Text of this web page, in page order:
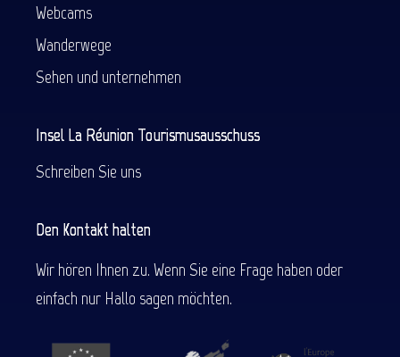
Webcams
Wanderwege
Sehen und unternehmen
Insel La Réunion Tourismusausschuss
Schreiben Sie uns
Den Kontakt halten
Wir hören Ihnen zu. Wenn Sie eine Frage haben oder
einfach nur Hallo sagen möchten.